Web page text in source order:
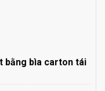
bằng bìa carton tái